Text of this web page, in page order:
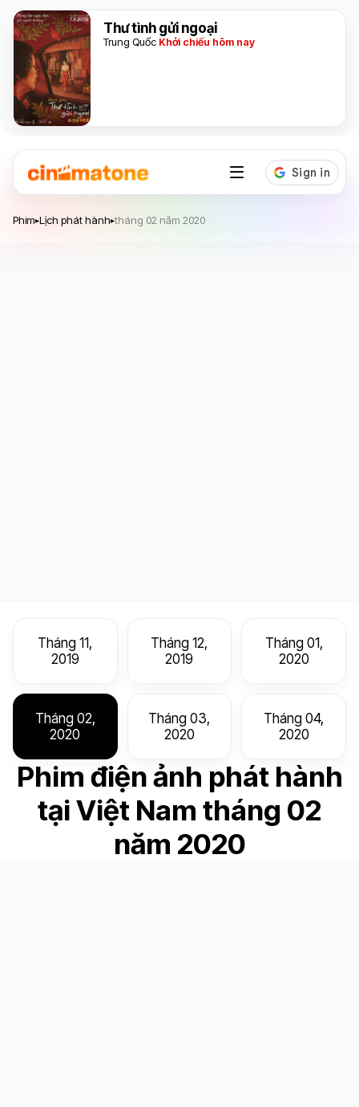
Thư tình gửi ngoại
Trung Quốc Khởi chiếu hôm nay
Phim▸Lịch phát hành▸tháng 02 năm 2020
Tháng 11,
2019
Tháng 12,
2019
Tháng 01,
2020
Tháng 02,
2020
Tháng 03,
2020
Tháng 04,
2020
Phim điện ảnh phát hành
tại Việt Nam tháng 02
năm 2020